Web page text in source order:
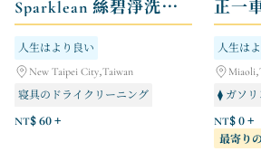
Sparklean 絲碧淨洗衣 - 大勇店
人生はより良い
New Taipei City,Taiwan
寝具のドライクリーニング
NT$ 60 +
正一
人生は
⧫ ガソ
⧫ 電動バ
NT$ 0 +
最寄り